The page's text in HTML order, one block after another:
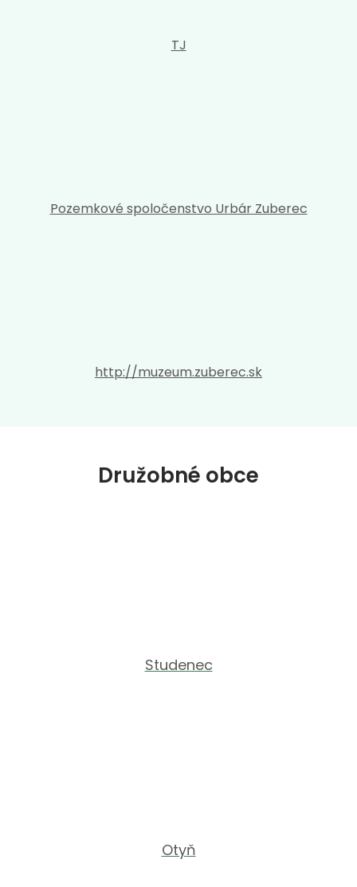
TJ
Pozemkové spoločenstvo Urbár Zuberec
http://muzeum.zuberec.sk
Družobné obce
Studenec
Otyň